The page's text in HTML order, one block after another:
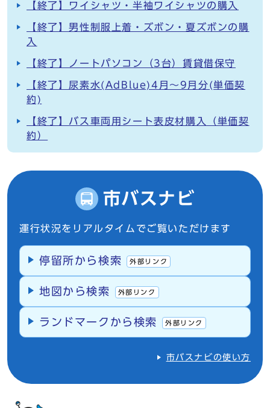
【終了】ワイシャツ・半袖ワイシャツの購入
【終了】男性制服上着・ズボン・夏ズボンの購
入
【終了】ノートパソコン（3台）賃貸借保守
【終了】尿素水(AdBlue)4月～9月分(単価契
約)
【終了】バス車両用シート表皮材購入（単価契
約）
市バスナビ
運行状況をリアルタイムでご覧いただけます
停留所から検索 外部リンク
地図から検索 外部リンク
ランドマークから検索 外部リンク
市バスナビの使い方